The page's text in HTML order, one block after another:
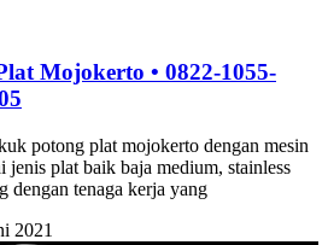
Mojokerto • 0822-1055-
potong plat mojokerto dengan mesin
jenis plat baik baja medium, stainless
dengan tenaga kerja yang
2021